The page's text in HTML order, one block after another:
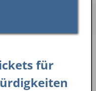
für